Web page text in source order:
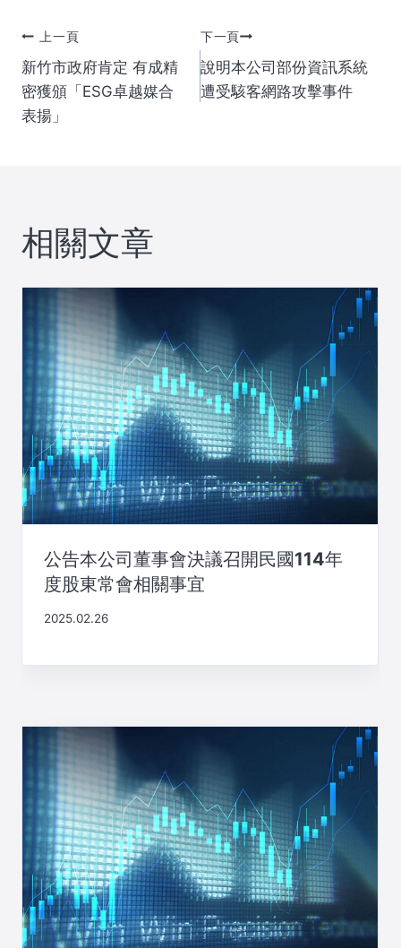
文
章
導
上一頁
新竹市政府肯定 有成精
密獲頒「ESG卓越媒合
表揚」
下一頁
說明本公司部份資訊系統
遭受駭客網路攻擊事件
相關文章
公告本公司董事會決議召開民國114年
度股東常會相關事宜
2025.02.26